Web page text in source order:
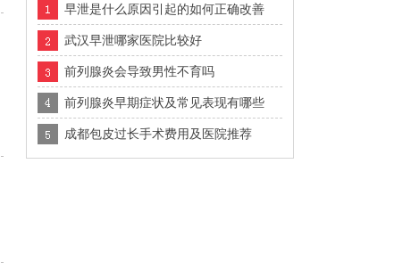
早泄是什么原因引起的如何正确改善
武汉早泄哪家医院比较好
前列腺炎会导致男性不育吗
前列腺炎早期症状及常见表现有哪些
成都包皮过长手术费用及医院推荐